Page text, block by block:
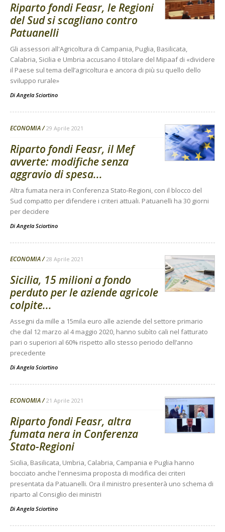
Riparto fondi Feasr, le Regioni
del Sud si scagliano contro
Patuanelli
Gli assessori all'Agricoltura di Campania, Puglia, Basilicata,
Calabria, Sicilia e Umbria accusano il titolare del Mipaaf di «dividere
il Paese sul tema dell’agricoltura e ancora di più su quello dello
sviluppo rurale»
DiAngela Sciortino
ECONOMIA 29 Aprile 2021
Riparto fondi Feasr, il Mef
avverte: modifiche senza
aggravio di spesa...
Altra fumata nera in Conferenza Stato-Regioni, con il blocco del
Sud compatto per difendere i criteri attuali. Patuanelli ha 30 giorni
per decidere
DiAngela Sciortino
ECONOMIA 28 Aprile 2021
Sicilia, 15 milioni a fondo
perduto per le aziende agricole
colpite...
Assegni da mille a 15mila euro alle aziende del settore primario
che dal 12 marzo al 4 maggio 2020, hanno subìto cali nel fatturato
pari o superiori al 60% rispetto allo stesso periodo dell’anno
precedente
DiAngela Sciortino
ECONOMIA 21 Aprile 2021
Riparto fondi Feasr, altra
fumata nera in Conferenza
Stato-Regioni
Sicilia, Basilicata, Umbria, Calabria, Campania e Puglia hanno
bocciato anche l'ennesima proposta di modifica dei criteri
presentata da Patuanelli. Ora il ministro presenterà uno schema di
riparto al Consiglio dei ministri
DiAngela Sciortino